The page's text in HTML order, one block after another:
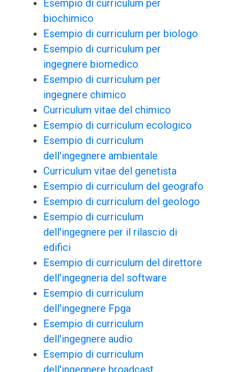
Esempio di curriculum per
biochimico
Esempio di curriculum per biologo
Esempio di curriculum per
ingegnere biomedico
Esempio di curriculum per
ingegnere chimico
Curriculum vitae del chimico
Esempio di curriculum ecologico
Esempio di curriculum
dell'ingegnere ambientale
Curriculum vitae del genetista
Esempio di curriculum del geografo
Esempio di curriculum del geologo
Esempio di curriculum
dell'ingegnere per il rilascio di
edifici
Esempio di curriculum del direttore
dell'ingegneria del software
Esempio di curriculum
dell'ingegnere Fpga
Esempio di curriculum
dell'ingegnere audio
Esempio di curriculum
dell'ingegnere broadcast